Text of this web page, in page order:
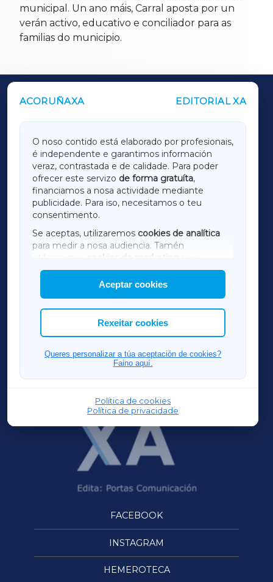
municipal. Un ano máis, Carral aposta por un
verán activo, educativo e conciliador para as
familias do municipio.
ACORUÑAXA EDITORIAL XA
O noso contido está elaborado por profesionais,
é independente e garantimos información
veraz, contrastada e de calidade. Para poder
ofrecer este servizo de forma gratuíta,
financiamos a nosa actividade mediante
publicidade. Para iso, necesitamos o teu
consentimento.
Se aceptas, utilizaremos cookies de analítica
para medir a nosa audiencia. Tamén
utilizaremos
cookies de marketing
mostrar publicidade de terceiros.
Así mesmo, podes personalizar a elección das
cookies que desexas permitir.
Aceptar cookies
Rexeitar cookies
Queres personalizar a túa aceptación de cookies?
Faino aquí.
Política de cookies
Política de privacidade
OUTROS PERIÓDICOS
LUGOXA
TERRACHAXA
AMARIÑAXA
RIBEIRASACRAXA
ACORUÑAXA
FERROLXA
OURENSEXA
FACEBOOK
INSTAGRAM
HEMEROTECA